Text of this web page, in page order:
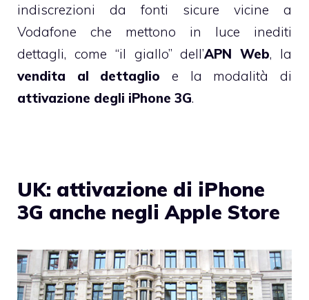
indiscrezioni da fonti sicure vicine a
Vodafone che mettono in luce inediti
dettagli, come “il giallo” dell’APN Web, la
vendita al dettaglio e la modalità di
attivazione degli iPhone 3G.
UK: attivazione di iPhone
3G anche negli Apple Store